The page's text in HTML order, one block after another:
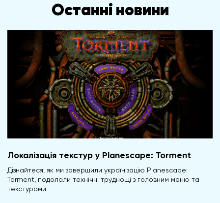
Останні новини
Локалізація текстур у Planescape: Torment
Дізнайтеся, як ми завершили українізацію Planescape:
Torment, подолали технічні труднощі з головним меню та
текстурами.